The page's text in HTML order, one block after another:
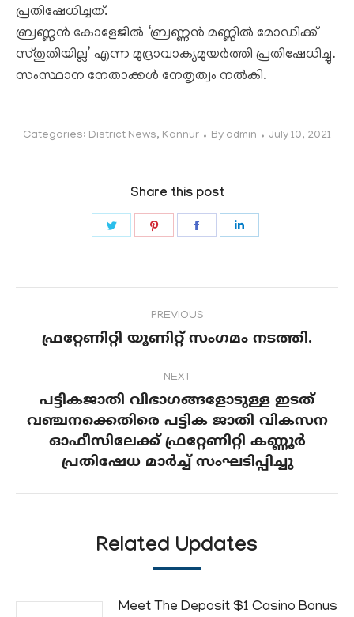
പ്രതിഷേധിച്ചത്.
ബ്രണ്ണന്‍ കോളേജില്‍ ‘ബ്രണ്ണന്‍ മണ്ണില്‍ മോഡിക്ക്
സ്തുതിയില്ല’ എന്ന മുദ്രാവാക്യമുയര്‍ത്തി പ്രതിഷേധിച്ചു.
സംസ്ഥാന നേതാക്കള്‍ നേതൃത്വം നല്‍കി.
Categories: District News, Kannur By admin July 10, 2021
Share this post
Share
Share
navigation
PREVIOUS
Previous
ഫ്രറ്റേണിറ്റി യൂണിറ്റ് സംഗമം നടത്തി.
NEXT
Next
post:
പട്ടികജാതി വിഭാഗങ്ങളോടുള്ള ഇടത്
വഞ്ചനക്കെതിരെ പട്ടിക ജാതി വികസന
ഓഫീസിലേക്ക് ഫ്രറ്റേണിറ്റി കണ്ണൂര്‍
പ്രതിഷേധ മാര്‍ച്ച് സംഘടിപ്പിച്ചു
Related Updates
Meet The Deposit $1 Casino Bonus